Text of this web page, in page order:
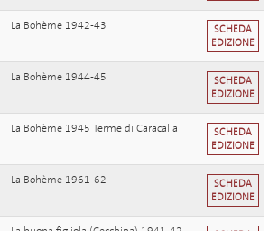
La Bohème 1942-43
SCHEDA
EDIZIONE
La Bohème 1944-45
SCHEDA
EDIZIONE
La Bohème 1945 Terme di Caracalla
SCHEDA
EDIZIONE
La Bohème 1961-62
SCHEDA
EDIZIONE